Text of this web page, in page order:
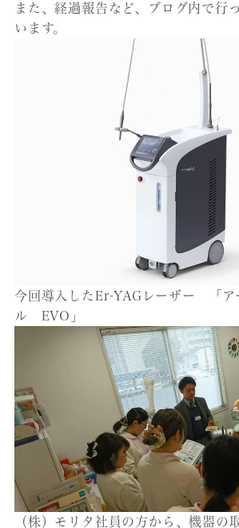
また、経過報告など、ブログ内で行
います。
今回導入したEr-YAGレーザー 「ア
ル EVO」
（株）モリタ社員の方から、機器の